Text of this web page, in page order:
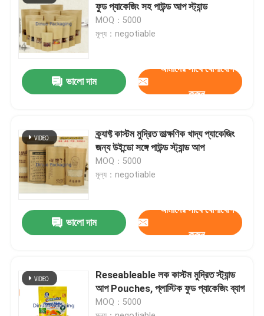
পণ্য
ভিডিও
আমাদের সম্পর্কে
মান নিয়ন্ত্রণ
খবর
মামলা
বুদ্বুদ মেইলিং ব্যাগ
ফুড প্যাকেজিং সহ পাউন্ড আপ স্ট্যান্ড
MOQ：5000
মূল্য：negotiable
ভালো দাম
আমাদের সাথে যোগাযোগ
করুন
ক্র্যাফ্ট কাস্টম মুদ্রিত তাত্ক্ষণিক খাদ্য প্যাকেজিং
জন্য উইন্ডো সঙ্গে পাউন্ড স্ট্যান্ড আপ
MOQ：5000
মূল্য：negotiable
ভালো দাম
আমাদের সাথে যোগাযোগ
করুন
Reseableable লক কাস্টম মুদ্রিত স্ট্যান্ড
আপ Pouches, প্লাস্টিক ফুড প্যাকেজিং ব্যাগ
MOQ：5000